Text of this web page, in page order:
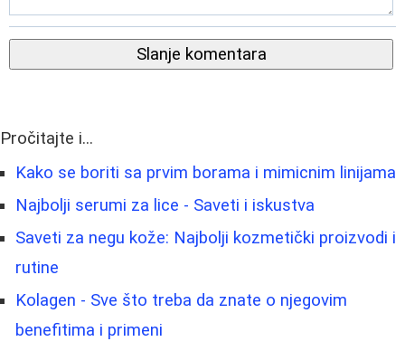
Slanje komentara
Pročitajte i...
Kako se boriti sa prvim borama i mimicnim linijama
Najbolji serumi za lice - Saveti i iskustva
Saveti za negu kože: Najbolji kozmetički proizvodi i
rutine
Kolagen - Sve što treba da znate o njegovim
benefitima i primeni